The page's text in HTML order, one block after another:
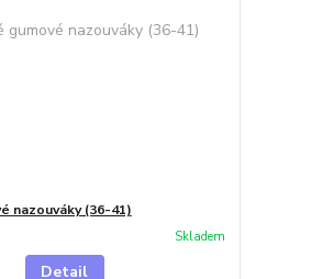
nazouváky (36-41)
Skladem
Detail